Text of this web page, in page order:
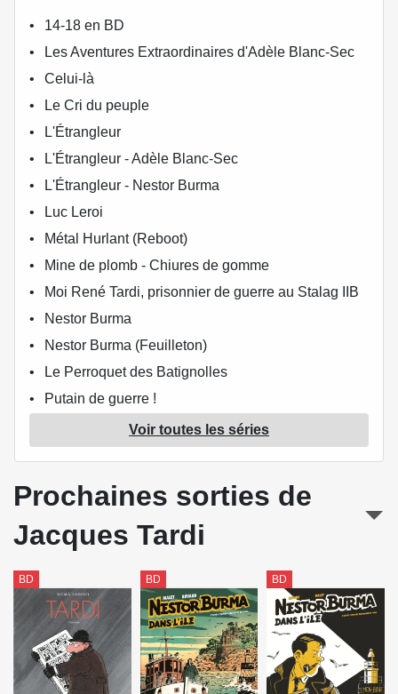
14-18 en BD
Les Aventures Extraordinaires d'Adèle Blanc-Sec
Celui-là
Le Cri du peuple
L'Étrangleur
L'Étrangleur - Adèle Blanc-Sec
L'Étrangleur - Nestor Burma
Luc Leroi
Métal Hurlant (Reboot)
Mine de plomb - Chiures de gomme
Moi René Tardi, prisonnier de guerre au Stalag IIB
Nestor Burma
Nestor Burma (Feuilleton)
Le Perroquet des Batignolles
Putain de guerre !
Tintin (Pastiches, parodies & pirates)
Voir toutes les séries
Prochaines sorties de
Jacques Tardi
BD BD BD